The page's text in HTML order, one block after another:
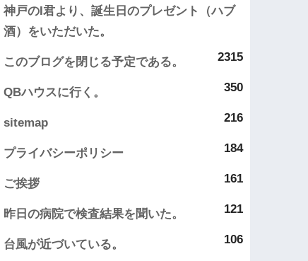
神戸のI君より、誕生日のプレゼント（ハブ
酒）をいただいた。
2315
このブログを閉じる予定である。
350
QBハウスに行く。
216
sitemap
184
プライバシーポリシー
161
ご挨拶
121
昨日の病院で検査結果を聞いた。
106
台風が近づいている。